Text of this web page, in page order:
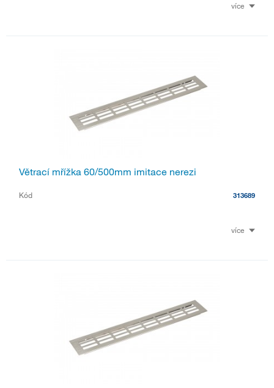
více
Větrací mřížka 60/500mm imitace nerezi
Kód 313689
více